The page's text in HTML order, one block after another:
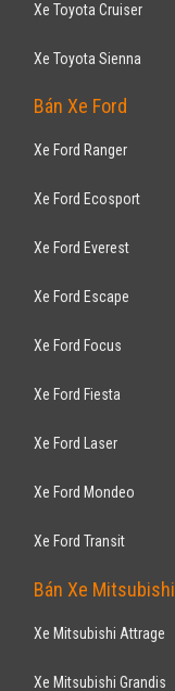
Xe Toyota Cruiser
Xe Toyota Sienna
Bán Xe Ford
Xe Ford Ranger
Xe Ford Ecosport
Xe Ford Everest
Xe Ford Escape
Xe Ford Focus
Xe Ford Fiesta
Xe Ford Laser
Xe Ford Mondeo
Xe Ford Transit
Bán Xe Mitsubishi
Xe Mitsubishi Attrage
Xe Mitsubishi Grandis